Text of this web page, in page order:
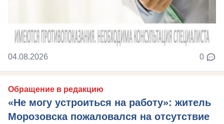
04.08.2026 0
Обращение в редакцию
«Не могу устроиться на работу»: житель
Морозовска пожаловался на отсутствие